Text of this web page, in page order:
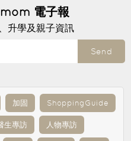
電子報
升學及親子資訊
Send
加固 ShoppingGuide
生專訪 人物專訪